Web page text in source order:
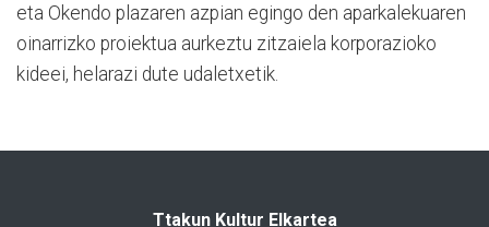
eta Okendo plazaren azpian egingo den aparkalekuaren
oinarrizko proiektua aurkeztu zitzaiela korporazioko
kideei, helarazi dute udaletxetik.
Ttakun Kultur Elkartea